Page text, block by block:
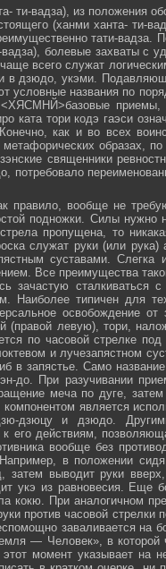
ти-вадза), из положения
(ханми ханта- ти-
тати-вадза.
болевые захваты с
всего служат
в дзюдо, укэми.
условные названия по
приемы,
ката тори кодэ гаэси
как и во всех
образах,
священники
потребовало
правило, вообще не
подножки. Силы нужно
пропущена, то
служат руки (или рука)
суставами. Слегка
Все преимущества
зачастую сталкиваться с
Наиболее типичен для
освобождение от
(правой левую), тори,
по часовой стрелке
и лучезапястном
в запястье. Само
до. При разучивании
меча по дуге,
является
дзюцу и дзюдо.
его действиям,
вообще без
в положении
затем выводит руки
укэ из равновесия. Еще
кокю. При аналогичном
против часовой стрелки
заваливается на
— Человек», в которой
момент указывает на